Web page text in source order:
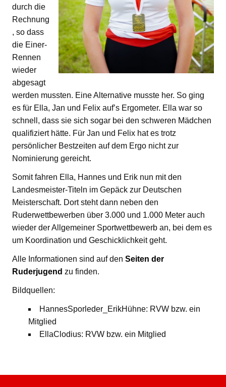
durch die
Rechnung
, so dass
die Einer-
Rennen
wieder
abgesagt
werden mussten. Eine Alternative musste her. So ging
es für Ella, Jan und Felix auf’s Ergometer. Ella war so
schnell, dass sie sich sogar bei den schweren Mädchen
qualifiziert hätte. Für Jan und Felix hat es trotz
persönlicher Bestzeiten auf dem Ergo nicht zur
Nominierung gereicht.
Somit fahren Ella, Hannes und Erik nun mit den
Landesmeister-Titeln im Gepäck zur Deutschen
Meisterschaft. Dort steht dann neben den
Ruderwettbewerben über 3.000 und 1.000 Meter auch
wieder der Allgemeiner Sportwettbewerb an, bei dem es
um Koordination und Geschicklichkeit geht.
Alle Informationen sind auf den Seiten der
Ruderjugend zu finden.
Bildquellen:
HannesSporleder_ErikHühne: RVW bzw. ein
Mitglied
EllaClodius: RVW bzw. ein Mitglied